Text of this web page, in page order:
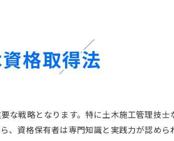
格取得法
な戦略となります。特に土木施工管理技
、資格保有者は専門知識と実践力が認め